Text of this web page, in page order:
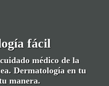
fácil
médico de la
Dermatología en tu
manera.